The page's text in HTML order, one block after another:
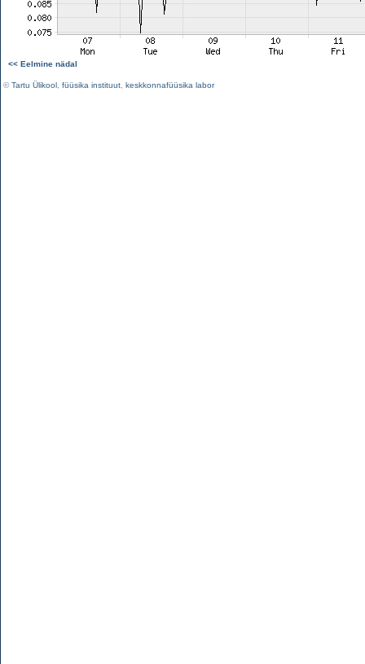
<< Eelmine nädal
©Tartu Ülikool füüsika instituut keskkonnafüüsika labor